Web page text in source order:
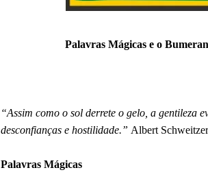
Palavras Mágicas e o
“Assim como o sol derrete o gelo, a gentileza
desconfianças e hostilidade.” Albert Schweitzer
Palavras Mágicas